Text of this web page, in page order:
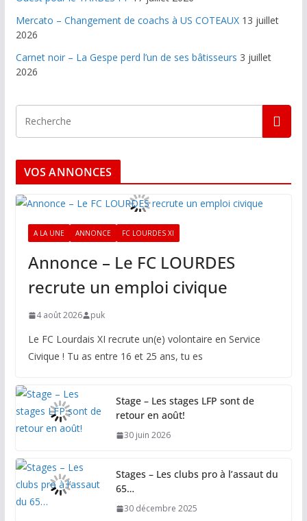
Mercato – Changement de coachs à US COTEAUX 13 juillet
2026
Carnet noir – La Gespe perd l’un de ses bâtisseurs 3 juillet
2026
VOS ANNONCES
A LA UNE ANNONCE FC LOURDES XI
Annonce – Le FC LOURDES
recrute un emploi civique
4 août 2026 puk
Le FC Lourdais XI recrute un(e) volontaire en Service
Civique ! Tu as entre 16 et 25 ans, tu es
Stage – Les stages LFP sont de
retour en août!
30 juin 2026
Stages – Les clubs pro à l’assaut du
65…
30 décembre 2025